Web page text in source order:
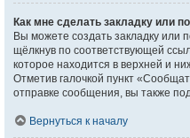
Как мне сделать закладку или
Вы можете создать закладку или
щёлкнув по соответствующей
которое находится в верхней и
Отметив галочкой пункт
отправке сообщения, вы также
Вернуться к началу